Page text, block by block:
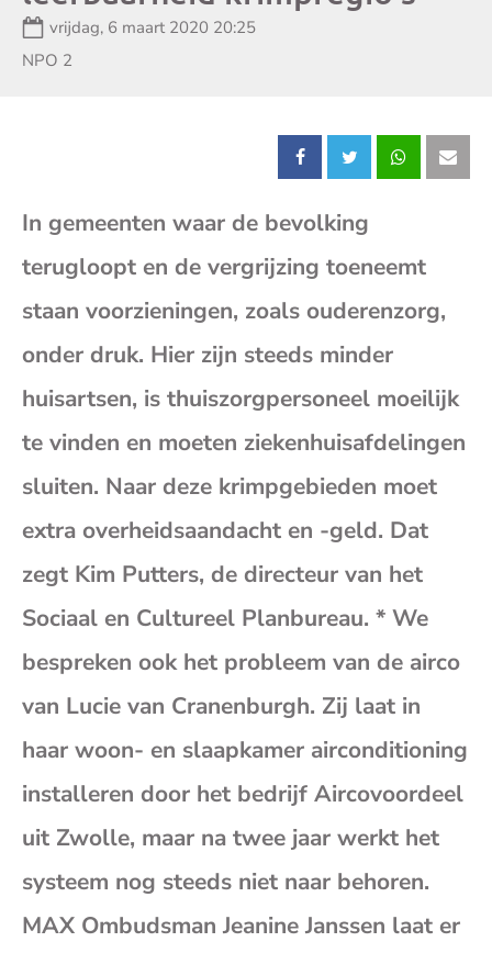
Datum:
vrijdag, 6 maart 2020 20:25
Zender:
NPO 2
Deel
dit
bericht
op
Facebook
Deel
dit
bericht
op
X
Deel
E-
In gemeenten waar de bevolking
terugloopt en de vergrijzing toeneemt
staan voorzieningen, zoals ouderenzorg,
onder druk. Hier zijn steeds minder
huisartsen, is thuiszorgpersoneel moeilijk
te vinden en moeten ziekenhuisafdelingen
sluiten. Naar deze krimpgebieden moet
extra overheidsaandacht en -geld. Dat
zegt Kim Putters, de directeur van het
Sociaal en Cultureel Planbureau. * We
bespreken ook het probleem van de airco
van Lucie van Cranenburgh. Zij laat in
haar woon- en slaapkamer airconditioning
installeren door het bedrijf Aircovoordeel
uit Zwolle, maar na twee jaar werkt het
systeem nog steeds niet naar behoren.
MAX Ombudsman Jeanine Janssen laat er